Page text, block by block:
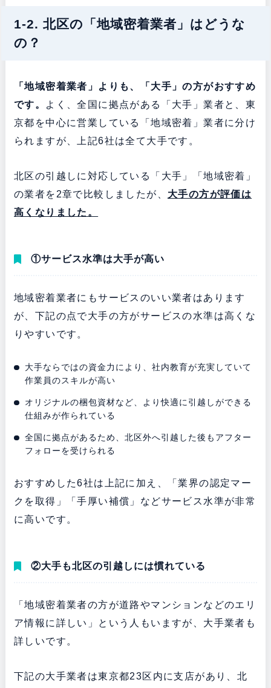
1-2. 北区の「地域密着業者」はどうな
の？
「地域密着業者」よりも、「大手」の方がおすすめ
です。
よく、全国に拠点がある「大手」業者と、東
京都を中心に営業している「地域密着」業者に分け
られますが、上記6社は全て大手です。
北区の引越しに対応している「大手」「地域密着」
の業者を2章で比較しましたが、 大手の方が評価は
高くなりました。
①サービス水準は大手が高い
地域密着業者にもサービスのいい業者はあります
が、下記の点で大手の方がサービスの水準は高くな
りやすいです。
大手ならではの資金力により、社内教育が充実していて
作業員のスキルが高い
オリジナルの梱包資材など、より快適に引越しができる
仕組みが作られている
全国に拠点があるため、北区外へ引越した後もアフター
フォローを受けられる
おすすめした6社は上記に加え、「業界の認定マー
クを取得」「手厚い補償」などサービス水準が非常
に高いです。
②大手も北区の引越しには慣れている
「地域密着業者の方が道路やマンションなどのエリ
ア情報に詳しい」という人もいますが、大手業者も
詳しいです。
下記の大手業者は東京都23区内に支店があり、北